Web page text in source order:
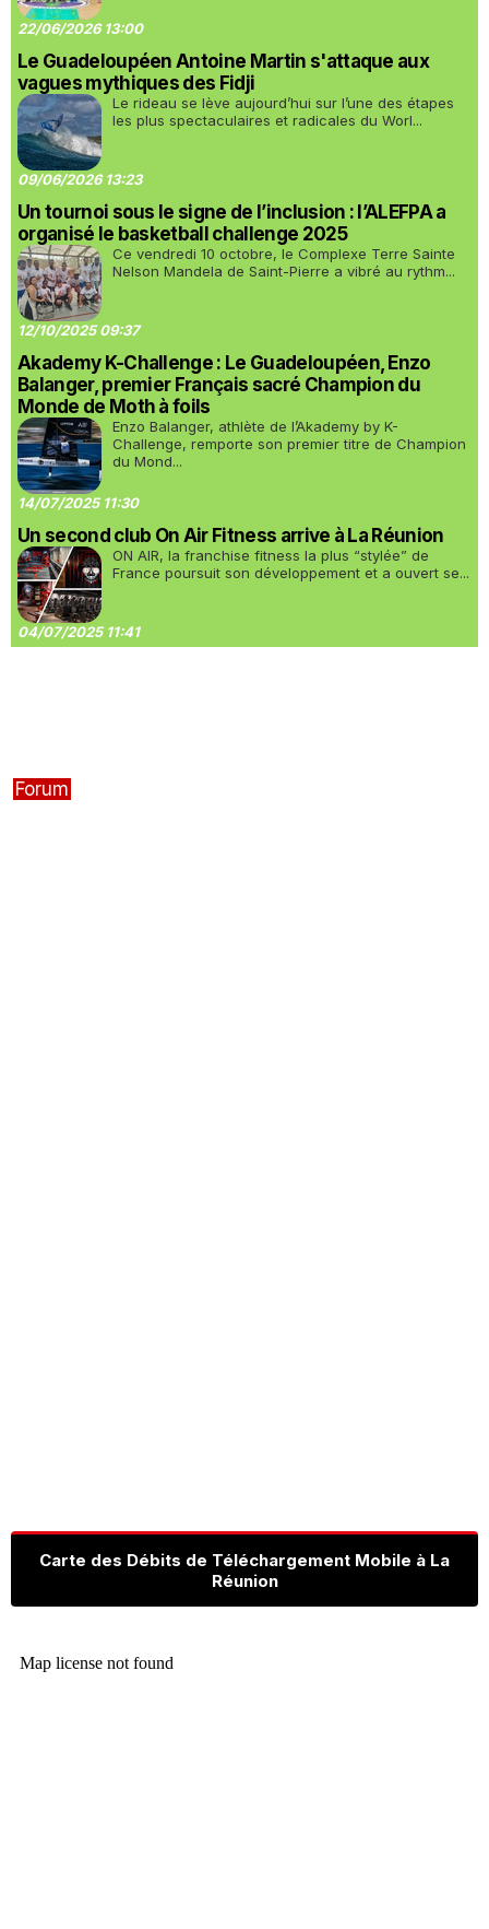
22/06/2026 13:00
Le Guadeloupéen Antoine Martin s'attaque aux
vagues mythiques des Fidji
Le rideau se lève aujourd’hui sur l’une des étapes
les plus spectaculaires et radicales du Worl...
09/06/2026 13:23
Un tournoi sous le signe de l’inclusion : l’ALEFPA a
organisé le basketball challenge 2025
Ce vendredi 10 octobre, le Complexe Terre Sainte
Nelson Mandela de Saint-Pierre a vibré au rythm...
12/10/2025 09:37
Akademy K-Challenge : Le Guadeloupéen, Enzo
Balanger, premier Français sacré Champion du
Monde de Moth à foils
Enzo Balanger, athlète de l’Akademy by K-
Challenge, remporte son premier titre de Champion
du Mond...
14/07/2025 11:30
Un second club On Air Fitness arrive à La Réunion
ON AIR, la franchise fitness la plus “stylée” de
France poursuit son développement et a ouvert se...
04/07/2025 11:41
Forum
Carte des Débits de Téléchargement Mobile à La
Réunion